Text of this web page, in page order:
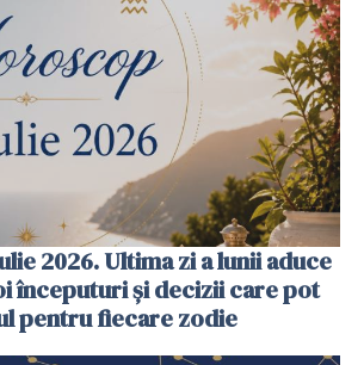
2026. Ultima zi a lunii aduce
începuturi și decizii care pot
pentru fiecare zodie